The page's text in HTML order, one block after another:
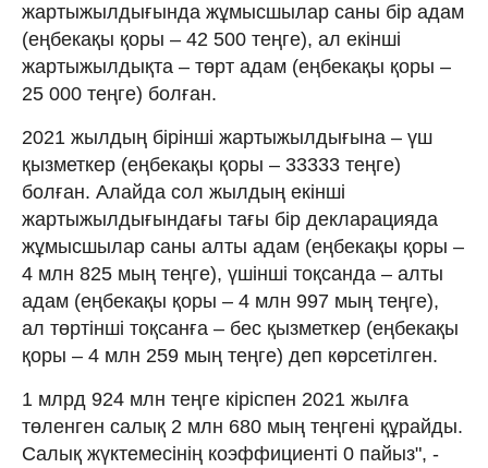
жартыжылдығында жұмысшылар саны бір адам
(еңбекақы қоры – 42 500 теңге), ал екінші
жартыжылдықта – төрт адам (еңбекақы қоры –
25 000 теңге) болған.
2021 жылдың бірінші жартыжылдығына – үш
қызметкер (еңбекақы қоры – 33333 теңге)
болған. Алайда сол жылдың екінші
жартыжылдығындағы тағы бір декларацияда
жұмысшылар саны алты адам (еңбекақы қоры –
4 млн 825 мың теңге), үшінші тоқсанда – алты
адам (еңбекақы қоры – 4 млн 997 мың теңге),
ал төртінші тоқсанға – бес қызметкер (еңбекақы
қоры – 4 млн 259 мың теңге) деп көрсетілген.
1 млрд 924 млн теңге кіріспен 2021 жылға
төленген салық 2 млн 680 мың теңгені құрайды.
Салық жүктемесінің коэффициенті 0 пайыз", -